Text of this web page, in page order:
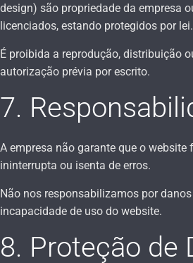
design) são propriedade da empresa
licenciados, estando protegidos por lei.
É proibida a reprodução, distribuição
autorização prévia por escrito.
7.
A empresa não garante que o website
ininterrupta ou isenta de erros.
Não nos responsabilizamos por
incapacidade de uso do website.
8. Proteção de